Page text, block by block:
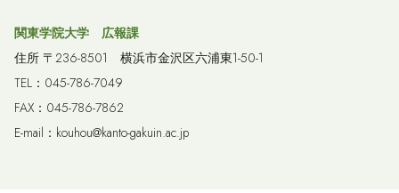
関東学院大学 広報課
住所 〒236-8501 横浜市金沢区六浦東1-50-1
TEL：045-786-7049
FAX：045-786-7862
E-mail：kouhou@kanto-gakuin.ac.jp